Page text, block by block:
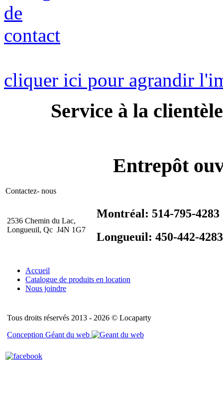
cliquer ici pour agrandir
Service à la
Entrepôt
Contactez- nous
2536 Chemin du Lac,
Longueuil, Qc J4N 1G7
Montréal: 514-795-4283
Longueuil: 450-442-4283
Accueil
Catalogue de produits en location
Nous joindre
Tous droits réservés 2013 - 2026 © Locaparty
Conception Géant du web